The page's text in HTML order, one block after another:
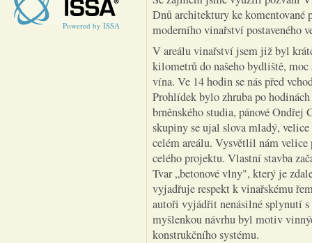
Powered by ISSA
Dnů architektury ke komentované
moderního vinařství postaveného
V areálu vinařství jsem již byl
kilometrů do našeho bydliště,
vína. Ve 14 hodin se nás před
Prohlídek bylo zhruba po
brněnského studia, pánové
skupiny se ujal slova mladý,
celém areálu. Vysvětlil nám
celého projektu. Vlastní stavba
Tvar „betonové vlny", který je
vyjadřuje respekt k vinařskému
autoři vyjádřit nenásilné splynutí
myšlenkou návrhu byl motiv
konstrukčního systému.